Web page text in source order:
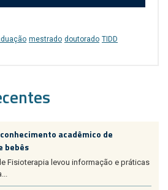
mestrado doutorado TIDD
acadêmico de
bebês
Fisioterapia levou informação e práticas